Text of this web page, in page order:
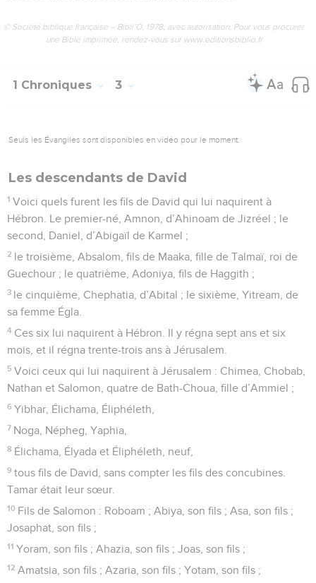
© Société biblique française – Bibli’O, 1978, avec autorisation. Pour vous procurer
une Bible imprimée, rendez-vous sur www.editionsbiblio.fr
1 Chroniques 3
Seuls les Évangiles sont disponibles en vidéo pour le moment.
Les descendants de David
1 Voici quels furent les fils de David qui lui naquirent à
Hébron. Le premier-né, Amnon, d’Ahinoam de Jizréel ; le
second, Daniel, d’Abigaïl de Karmel ;
2 le troisième, Absalom, fils de Maaka, fille de Talmaï, roi de
Guechour ; le quatrième, Adoniya, fils de Haggith ;
3 le cinquième, Chephatia, d’Abital ; le sixième, Yitream, de
sa femme Égla.
4 Ces six lui naquirent à Hébron. Il y régna sept ans et six
mois, et il régna trente-trois ans à Jérusalem.
5 Voici ceux qui lui naquirent à Jérusalem : Chimea, Chobab,
Nathan et Salomon, quatre de Bath-Choua, fille d’Ammiel ;
6 Yibhar, Élichama, Éliphéleth,
7 Noga, Népheg, Yaphia,
8 Élichama, Élyada et Éliphéleth, neuf,
9 tous fils de David, sans compter les fils des concubines.
Tamar était leur sœur.
10 Fils de Salomon : Roboam ; Abiya, son fils ; Asa, son fils ;
Josaphat, son fils ;
11 Yoram, son fils ; Ahazia, son fils ; Joas, son fils ;
12 Amatsia, son fils ; Azaria, son fils ; Yotam, son fils ;